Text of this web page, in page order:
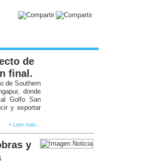
de
final.
de Southern
donde
Golfo San
y exportar
» Leer más...
y